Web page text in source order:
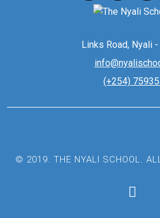
Links Road, Nyali
(+254)
© 2019. THE NYALI SCHOOL.